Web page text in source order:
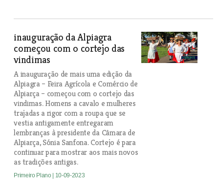
inauguração da Alpiagra
começou com o cortejo das
vindimas
A inauguração de mais uma edição da
Alpiagra – Feira Agrícola e Comércio de
Alpiarça – começou com o cortejo das
vindimas. Homens a cavalo e mulheres
trajadas a rigor com a roupa que se
vestia antigamente entregaram
lembranças à presidente da Câmara de
Alpiarça, Sónia Sanfona. Cortejo é para
continuar para mostrar aos mais novos
as tradições antigas.
Primeiro Plano | 10-09-2023